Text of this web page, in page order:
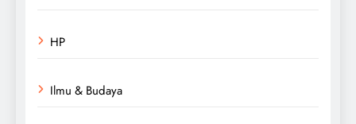
HP
Ilmu & Budaya